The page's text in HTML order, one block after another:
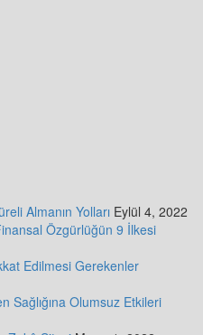
Almanın Yolları Eylül 4, 2022
Özgürlüğün 9 İlkesi
Edilmesi Gerekenler
Sağlığına Olumsuz Etkileri